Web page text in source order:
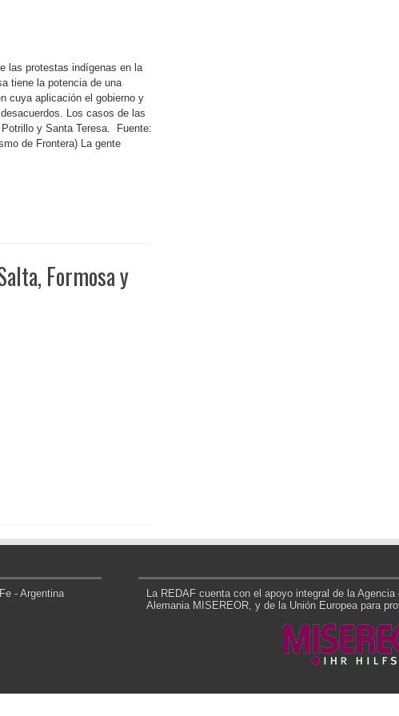
las protestas indígenas en la
tiene la potencia de una
cuya aplicación el gobierno y
Los casos de las
y Santa Teresa. Fuente:
de Frontera) La gente
Formosa y
- Argentina
La REDAF cuenta con el apoyo integral de la
Alemania MISEREOR, y de la Unión Europea para